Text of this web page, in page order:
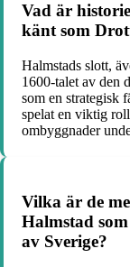
Vad är
känt som
Halmstads slott,
1600-talet av den
som en strategisk
spelat en viktig
ombyggnader
Vilka är de
Halmstad
av Sverige?